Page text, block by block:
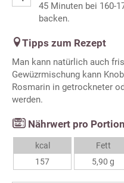
45 Minuten bei 160-
backen.
Tipps zum Rezept
Man kann natürlich auch
Gewüzrmischung kann
Rosmarin in getrockneter
werden.
Nährwert pro Portion
kcal
157
Fett
5,90 g